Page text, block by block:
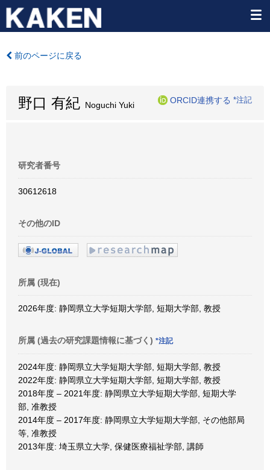
前のページに戻る
野口 有紀 Noguchi Yuki
ORCID連携する *注記
研究者番号
30612618
その他のID
所属 (現在)
2026年度: 静岡県立大学短期大学部, 短期大学部, 教授
所属 (過去の研究課題情報に基づく) *注記
2024年度: 静岡県立大学短期大学部, 短期大学部, 教授
2022年度: 静岡県立大学短期大学部, 短期大学部, 教授
2018年度 – 2021年度: 静岡県立大学短期大学部, 短期大学
部, 准教授
2014年度 – 2017年度: 静岡県立大学短期大学部, その他部局
等, 准教授
2013年度: 埼玉県立大学, 保健医療福祉学部, 講師